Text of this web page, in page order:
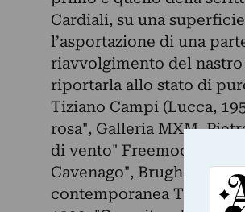
Cardiali, su una
l’asportazione di una
riavvolgimento del
riportarla allo stato di
Tiziano Campi (Lucca,
rosa", Galleria MXM,
di vento" Freemocco
Cavenago", Brugherio,
contemporanea